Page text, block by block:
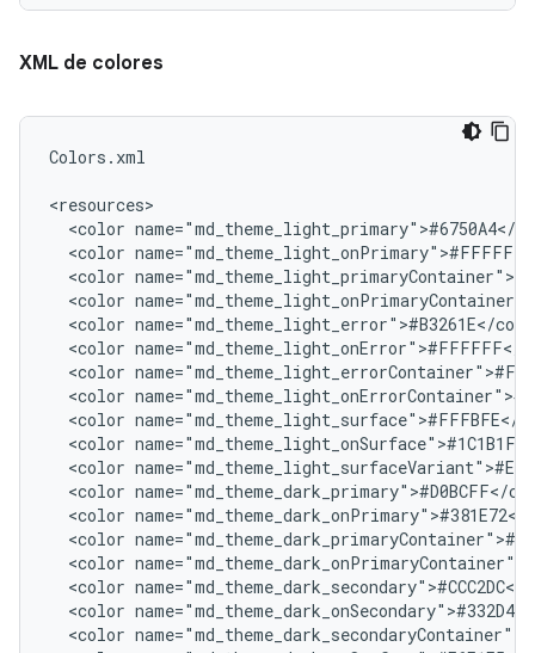
XML de colores
Colors.xml
<color
<color
<color
<color
<color
<color
<color
<color
<color
<color
<color
<color
<color
<color
<color
<color
<color
<color